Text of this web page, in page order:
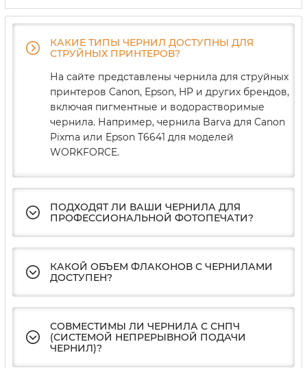
КАКИЕ ТИПЫ ЧЕРНИЛ ДОСТУПНЫ ДЛЯ
СТРУЙНЫХ ПРИНТЕРОВ?
На сайте представлены чернила для струйных
принтеров Canon, Epson, HP и других брендов,
включая пигментные и водорастворимые
чернила. Например, чернила Barva для Canon
Pixma или Epson T6641 для моделей
WORKFORCE.
ПОДХОДЯТ ЛИ ВАШИ ЧЕРНИЛА ДЛЯ
ПРОФЕССИОНАЛЬНОЙ ФОТОПЕЧАТИ?
КАКОЙ ОБЪЕМ ФЛАКОНОВ С ЧЕРНИЛАМИ
ДОСТУПЕН?
СОВМЕСТИМЫ ЛИ ЧЕРНИЛА С СНПЧ
(СИСТЕМОЙ НЕПРЕРЫВНОЙ ПОДАЧИ
ЧЕРНИЛ)?